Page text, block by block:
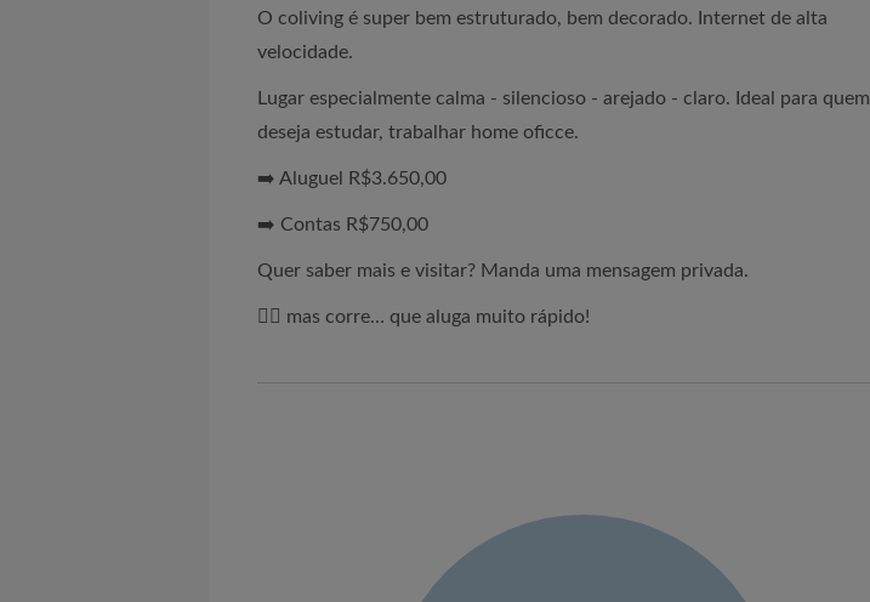
O coliving é super bem estruturado, bem decorado. Internet de alta
velocidade.
Lugar especialmente calma - silencioso - arejado - claro. Ideal para quem
deseja estudar, trabalhar home oficce.
➡️ Aluguel R$3.650,00
➡️ Contas R$750,00
Quer saber mais e visitar? Manda uma mensagem privada.
🏃‍♀️ mas corre… que aluga muito rápido!